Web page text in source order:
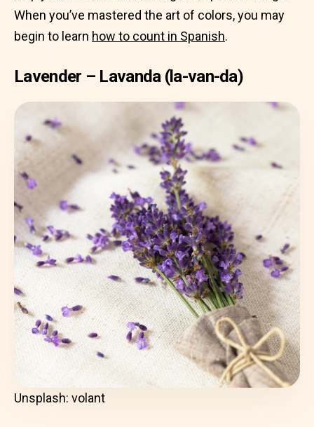
When you’ve mastered the art of colors, you may
begin to learn how to count in Spanish.
Lavender – Lavanda (la-van-da)
Unsplash: volant